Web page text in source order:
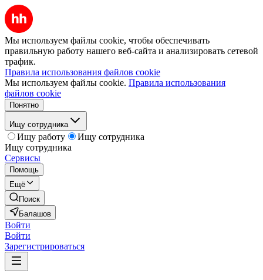
Мы используем файлы cookie, чтобы обеспечивать
правильную работу нашего веб-сайта и анализировать сетевой
трафик.
Правила использования файлов cookie
Мы используем файлы cookie. Правила использования
файлов cookie
Понятно
Ищу сотрудника
Ищу работу
Ищу сотрудника
Ищу сотрудника
Сервисы
Помощь
Ещё
Поиск
Балашов
Войти
Войти
Зарегистрироваться